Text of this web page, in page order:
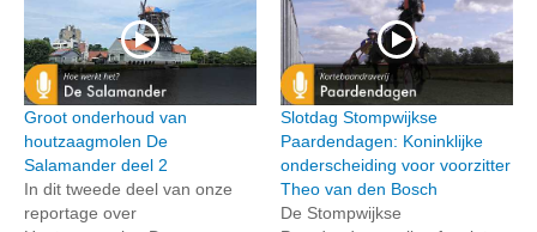
Groot onderhoud van
houtzaagmolen De
Salamander deel 2
In dit tweede deel van onze
reportage over
Slotdag Stompwijkse
Paardendagen: Koninklijke
onderscheiding voor voorzitter
Theo van den Bosch
De Stompwijkse